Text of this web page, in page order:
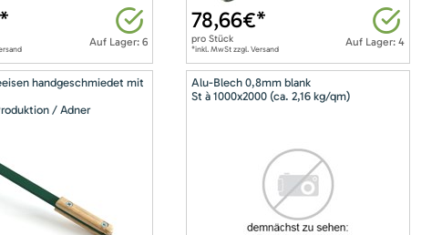
Auf Lager: 6 Auf Lager: 4
78,66€*
proStück
*inkl. MwSt zzgl. Versand
handgeschmiedet mit
/ Adner
Alu-Blech 0,8mm blank
St à 1000x2000 (ca. 2,16 kg/qm)